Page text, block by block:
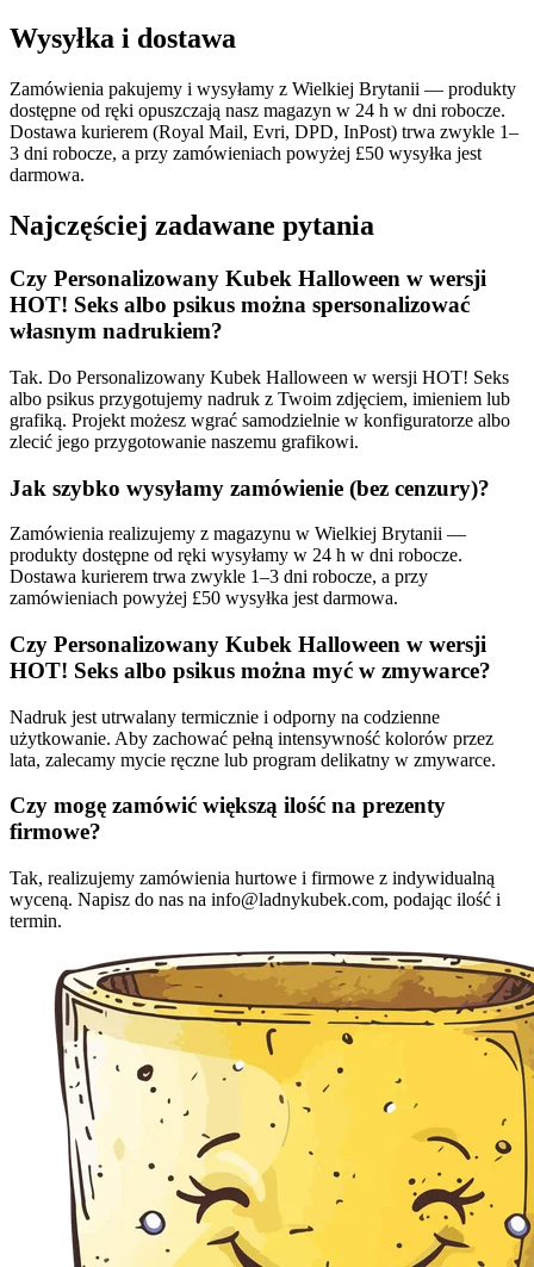
Wysyłka i dostawa
Zamówienia pakujemy i wysyłamy z Wielkiej Brytanii — produkty
dostępne od ręki opuszczają nasz magazyn w 24 h w dni robocze.
Dostawa kurierem (Royal Mail, Evri, DPD, InPost) trwa zwykle 1–
3 dni robocze, a przy zamówieniach powyżej £50 wysyłka jest
darmowa.
Najczęściej zadawane pytania
Czy Personalizowany Kubek Halloween w wersji
HOT! Seks albo psikus można spersonalizować
własnym nadrukiem?
Tak. Do Personalizowany Kubek Halloween w wersji HOT! Seks
albo psikus przygotujemy nadruk z Twoim zdjęciem, imieniem lub
grafiką. Projekt możesz wgrać samodzielnie w konfiguratorze albo
zlecić jego przygotowanie naszemu grafikowi.
Jak szybko wysyłamy zamówienie (bez cenzury)?
Zamówienia realizujemy z magazynu w Wielkiej Brytanii —
produkty dostępne od ręki wysyłamy w 24 h w dni robocze.
Dostawa kurierem trwa zwykle 1–3 dni robocze, a przy
zamówieniach powyżej £50 wysyłka jest darmowa.
Czy Personalizowany Kubek Halloween w wersji
HOT! Seks albo psikus można myć w zmywarce?
Nadruk jest utrwalany termicznie i odporny na codzienne
użytkowanie. Aby zachować pełną intensywność kolorów przez
lata, zalecamy mycie ręczne lub program delikatny w zmywarce.
Czy mogę zamówić większą ilość na prezenty
firmowe?
Tak, realizujemy zamówienia hurtowe i firmowe z indywidualną
wyceną. Napisz do nas na info@ladnykubek.com, podając ilość i
termin.